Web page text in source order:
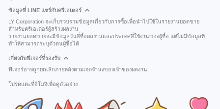
ข้อมูลที่ LINE แชร์กับครีเอเตอร์
LY Corporation จะเก็บรวบรวมข้อมูลเกี่ยวกับการซื้อเพื่อนำไปใช้ในรายงานยอดขาย
สำหรับครีเอเตอร์ผู้สร้างผลงาน
รายงานยอดขายจะมีข้อมูลวันที่ซื้อผลงานและประเทศที่ใช้งานของผู้ซื้อ แต่ไม่มีข้อมูลที่
ทำให้สามารถระบุตัวตนผู้ซื้อได้
เกี่ยวกับฟีเจอร์ที่รองรับ
ฟีเจอร์อาจถูกยกเลิกภายหลังตามเจตจำนงของเจ้าของผลงาน
โปรดแตะที่อิโมจิเพื่อดูตัวอย่าง